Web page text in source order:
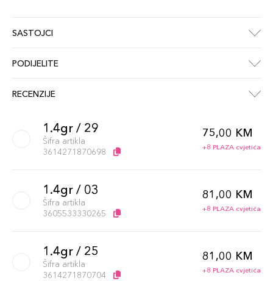
SASTOJCI
PODIJELITE
RECENZIJE
1.4gr / 29
Šifra artikla
3614271870698
75,00 KM
+8 PLAZA cvjetića
1.4gr / 03
Šifra artikla
3605533330265
81,00 KM
+8 PLAZA cvjetića
1.4gr / 25
Šifra artikla
3614271870704
81,00 KM
+8 PLAZA cvjetića